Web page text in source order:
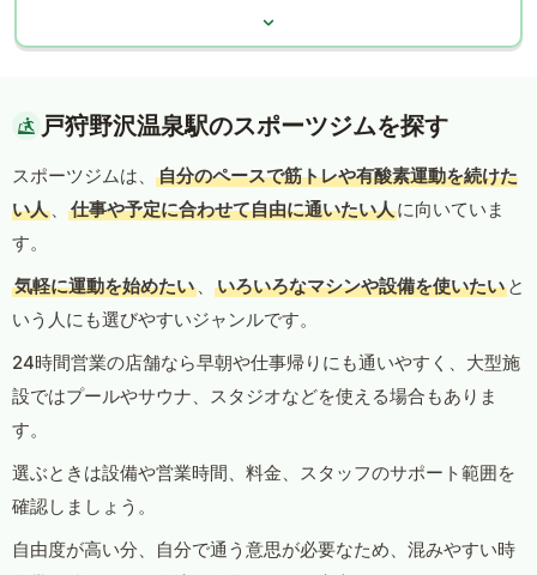
戸狩野沢温泉駅のスポーツジムを探す
スポーツジムは、
自分のペースで筋トレや有酸素運動を続けた
い人 、 仕事や予定に合わせて自由に通いたい人に向いていま
す。
気軽に運動を始めたい 、 いろいろなマシンや設備を使いたい と
いう人にも選びやすいジャンルです。
24時間営業の店舗なら早朝や仕事帰りにも通いやすく、大型施
設ではプールやサウナ、スタジオなどを使える場合もありま
す。
選ぶときは設備や営業時間、料金、スタッフのサポート範囲を
確認しましょう。
自由度が高い分、自分で通う意思が必要なため、混みやすい時